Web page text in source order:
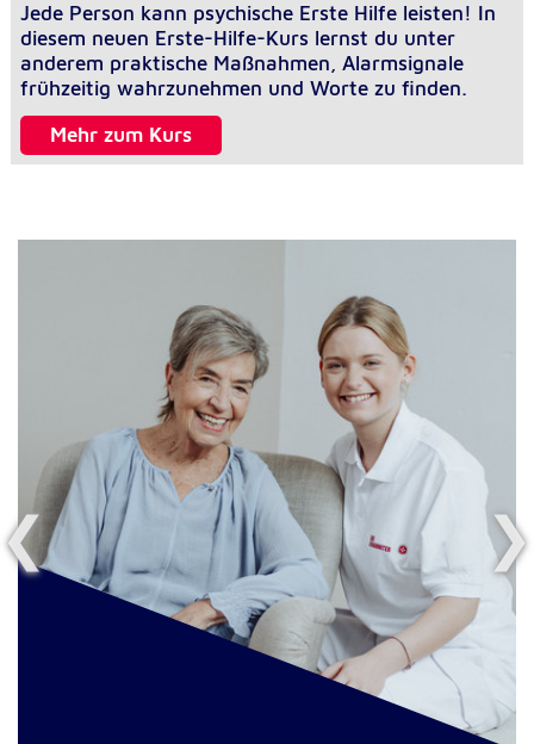
Jede Person kann psychische Erste Hilfe leisten! In
diesem neuen Erste-Hilfe-Kurs lernst du unter
anderem praktische Maßnahmen, Alarmsignale
frühzeitig wahrzunehmen und Worte zu finden.
Mehr zum Kurs